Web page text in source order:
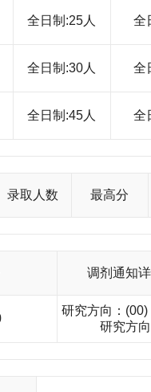
素质的培养。营造浓厚自
育讲座。学生社团众多
技文化艺术节”、“体育
征文、演讲、辩论赛等活
才华展示提供了广阔舞
战杯”设计大赛、“CCTV”
社会发展和人民群众接
全日制:25人 全
全日制:30人 全
全日制:45人 全
录取人数 最高分
调剂通知
研究方向：(00)
研究方向